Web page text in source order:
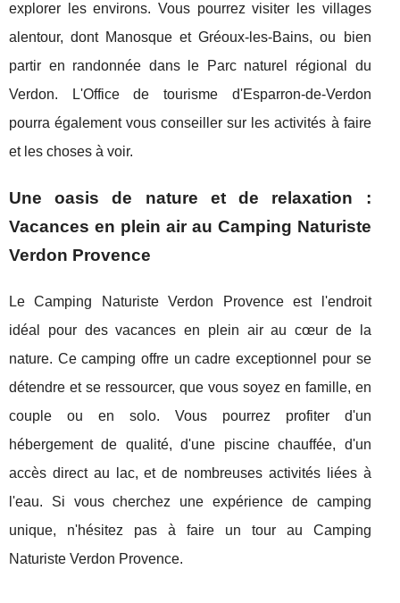
explorer les environs. Vous pourrez visiter les villages
alentour, dont Manosque et Gréoux-les-Bains, ou bien
partir en randonnée dans le Parc naturel régional du
Verdon. L'Office de tourisme d'Esparron-de-Verdon
pourra également vous conseiller sur les activités à faire
et les choses à voir.
Une oasis de nature et de relaxation :
Vacances en plein air au Camping Naturiste
Verdon Provence
Le Camping Naturiste Verdon Provence est l'endroit
idéal pour des vacances en plein air au cœur de la
nature. Ce camping offre un cadre exceptionnel pour se
détendre et se ressourcer, que vous soyez en famille, en
couple ou en solo. Vous pourrez profiter d'un
hébergement de qualité, d'une piscine chauffée, d'un
accès direct au lac, et de nombreuses activités liées à
l'eau. Si vous cherchez une expérience de camping
unique, n'hésitez pas à faire un tour au Camping
Naturiste Verdon Provence.